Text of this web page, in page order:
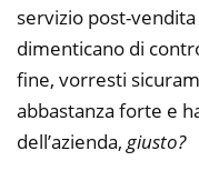
servizio post-
dimenticano di
fine, vorresti
abbastanza forte e
dell’azienda, giusto?